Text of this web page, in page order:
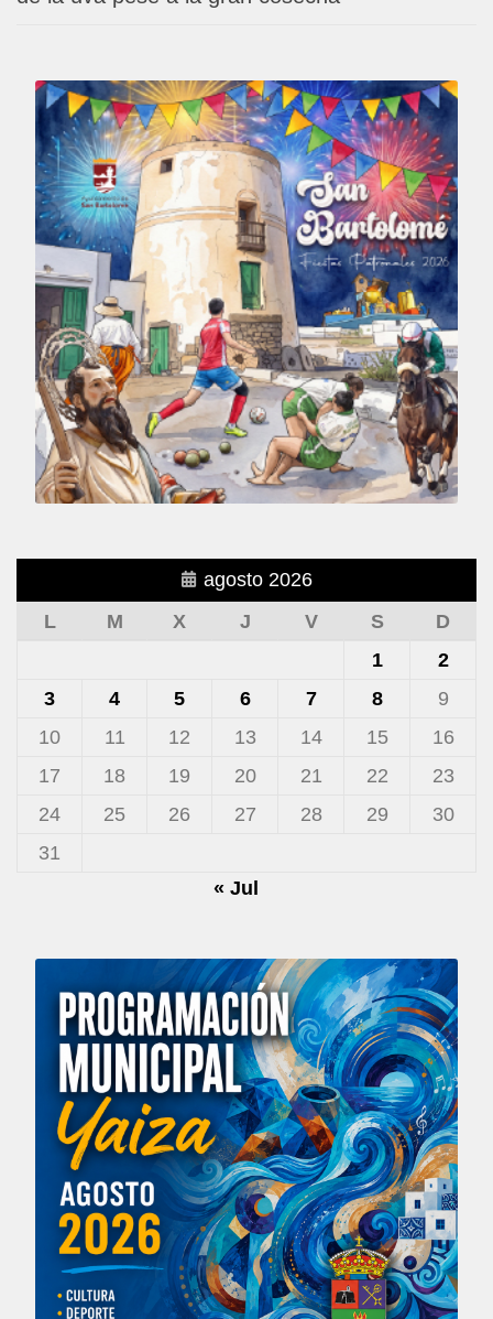
agosto 2026
L
M X J V S
D
1
2
3
4 5 6 7 8
9
10
11 12 13 14 15
16
17
18 19 20 21 22
23
24
25 26 27 28 29
30
31
« Jul